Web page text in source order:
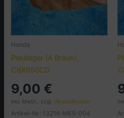
Honda
Pleullager (A Braun),
CBX650CD
9,00 €
inkl. MwSt., zzgl.Versandkosten
Artikel-Nr.: 13216-ME5-004